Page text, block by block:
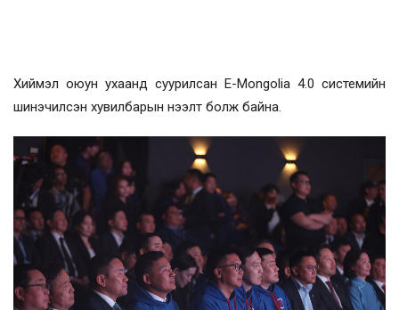
Хиймэл оюун ухаанд суурилсан E-Mongolia 4.0 системийн
шинэчилсэн хувилбарын нээлт болж байна.